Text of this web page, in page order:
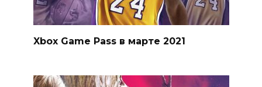
Xbox Game Pass в марте 2021